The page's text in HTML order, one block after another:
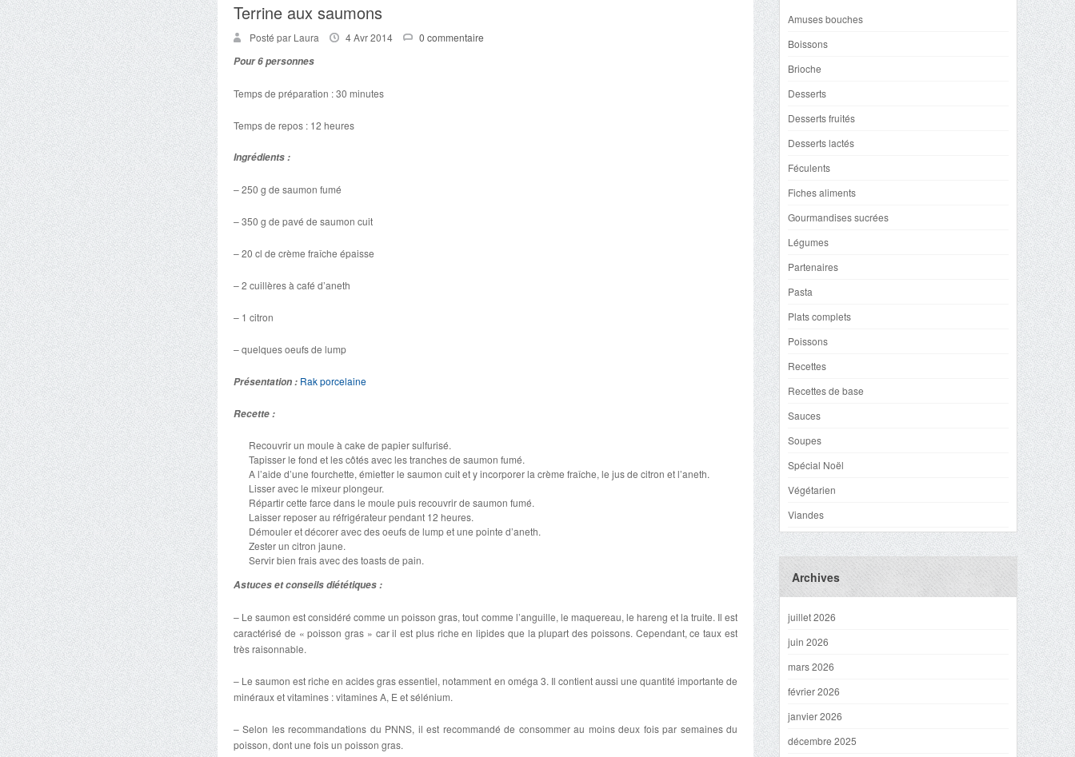
Terrine aux saumons
Posté par Laura 4 Avr 2014
0 commentaire
Pour 6 personnes
Temps de préparation : 30 minutes
Temps de repos : 12 heures
Ingrédients :
– 250 g de saumon fumé
– 350 g de pavé de saumon cuit
– 20 cl de crème fraîche épaisse
– 2 cuillères à café d’aneth
– 1 citron
– quelques oeufs de lump
Présentation : Rak porcelaine
Recette :
Recouvrir un moule à cake de papier sulfurisé.
Tapisser le fond et les côtés avec les tranches de saumon fumé.
A l’aide d’une fourchette, émietter le saumon cuit et y incorporer la crème fraîche, le jus de citron et l’aneth.
Lisser avec le mixeur plongeur.
Répartir cette farce dans le moule puis recouvrir de saumon fumé.
Laisser reposer au réfrigérateur pendant 12 heures.
Démouler et décorer avec des oeufs de lump et une pointe d’aneth.
Zester un citron jaune.
Servir bien frais avec des toasts de pain.
Astuces et conseils diététiques :
– Le saumon est considéré comme un poisson gras, tout comme l’anguille, le maquereau, le hareng et la truite. Il est
caractérisé de « poisson gras » car il est plus riche en lipides que la plupart des poissons. Cependant, ce taux est
très raisonnable.
– Le saumon est riche en acides gras essentiel, notamment en oméga 3. Il contient aussi une quantité importante de
minéraux et vitamines : vitamines A, E et sélénium.
– Selon les recommandations du PNNS, il est recommandé de consommer au moins deux fois par semaines du
poisson, dont une fois un poisson gras.
Amuses bouches
Boissons
Brioche
Desserts
Desserts fruités
Desserts lactés
Féculents
Fiches aliments
Gourmandises sucrées
Légumes
Partenaires
Pasta
Plats complets
Poissons
Recettes
Recettes de base
Sauces
Soupes
Spécial Noël
Végétarien
Viandes
Archives
juillet 2026
juin 2026
mars 2026
février 2026
janvier 2026
décembre 2025